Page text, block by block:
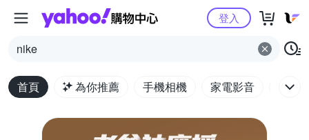
Yahoo購物中心
nike
登入
首頁 為你推薦 手機相機 家電影音 電腦